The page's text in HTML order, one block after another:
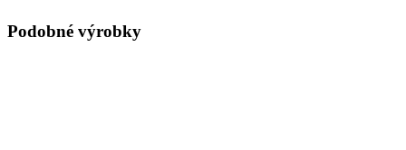
Podobné výrobky